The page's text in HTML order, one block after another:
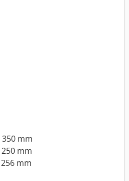
350 mm
250 mm
256 mm